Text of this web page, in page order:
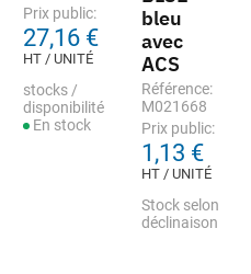
Prix public:
27,16 €
HT / UNITÉ
stocks /
disponibilité
En stock
bleu
avec
ACS
Référence:
M021668
Prix public:
1,13 €
HT / UNITÉ
Stock selon
déclinaison